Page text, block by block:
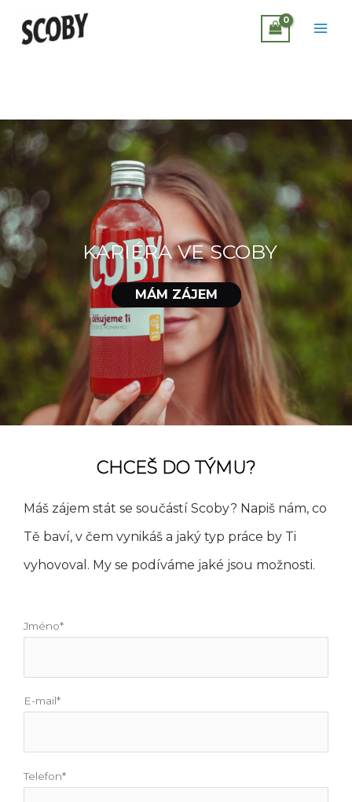
KARIÉRA VE SCOBY
MÁM ZÁJEM
CHCEŠ DO TÝMU?
Máš zájem stát se součástí Scoby? Napiš nám, co
Tě baví, v čem vynikáš a jaký typ práce by Ti
vyhovoval. My se podíváme jaké jsou možnosti.
Jméno*
E-mail*
Telefon*